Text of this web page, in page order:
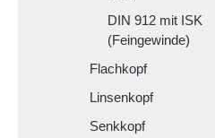
DIN 912 mit ISK
(Feingewinde)
Flachkopf
Linsenkopf
Senkkopf